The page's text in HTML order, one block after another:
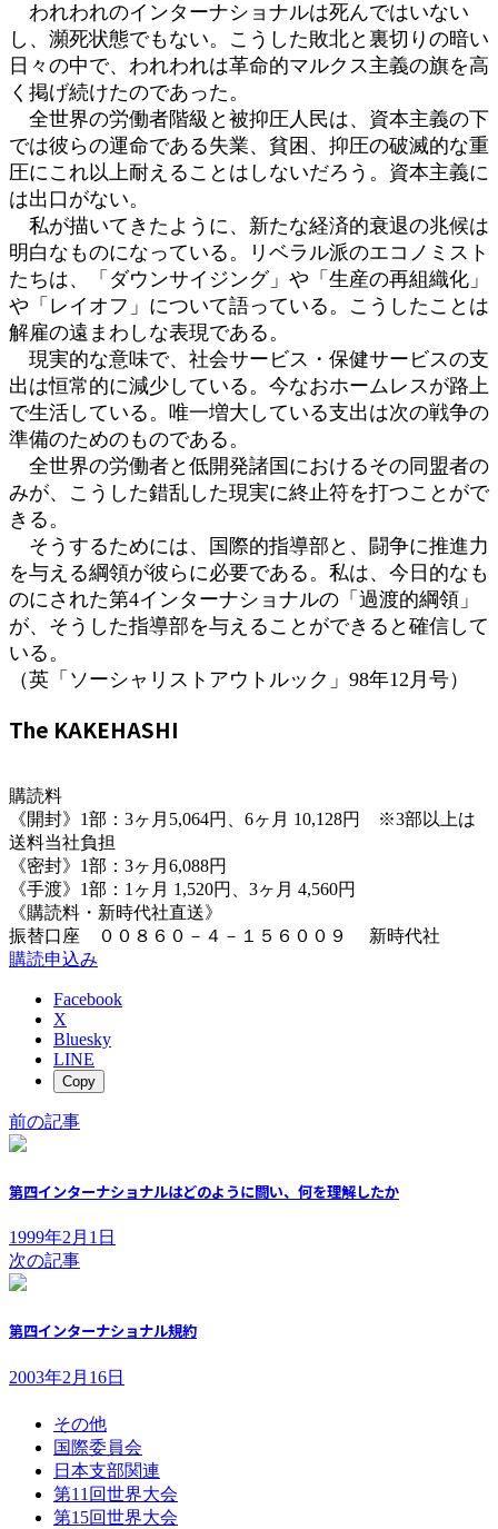
われわれのインターナショナルは死んではいない
し、瀕死状態でもない。こうした敗北と裏切りの暗い
日々の中で、われわれは革命的マルクス主義の旗を高
く掲げ続けたのであった。
全世界の労働者階級と被抑圧人民は、資本主義の下
では彼らの運命である失業、貧困、抑圧の破滅的な重
圧にこれ以上耐えることはしないだろう。資本主義に
は出口がない。
私が描いてきたように、新たな経済的衰退の兆候は
明白なものになっている。リベラル派のエコノミスト
たちは、「ダウンサイジング」や「生産の再組織化」
や「レイオフ」について語っている。こうしたことは
解雇の遠まわしな表現である。
現実的な意味で、社会サービス・保健サービスの支
出は恒常的に減少している。今なおホームレスが路上
で生活している。唯一増大している支出は次の戦争の
準備のためのものである。
全世界の労働者と低開発諸国におけるその同盟者の
みが、こうした錯乱した現実に終止符を打つことがで
きる。
そうするためには、国際的指導部と、闘争に推進力
を与える綱領が彼らに必要である。私は、今日的なも
のにされた第4インターナショナルの「過渡的綱領」
が、そうした指導部を与えることができると確信して
いる。
（英「ソーシャリストアウトルック」98年12月号）
The KAKEHASHI
購読料
《開封》1部：3ヶ月5,064円、6ヶ月 10,128円 ※3部以上は
送料当社負担
《密封》1部：3ヶ月6,088円
《手渡》1部：1ヶ月 1,520円、3ヶ月 4,560円
《購読料・新時代社直送》
振替口座 ００８６０－４－１５６００９ 新時代社
購読申込み
Facebook
X
Bluesky
LINE
Copy
前の記事
第四インターナショナルはどのように闘い、何を理解したか
1999年2月1日
次の記事
第四インターナショナル規約
2003年2月16日
その他
国際委員会
日本支部関連
第11回世界大会
第15回世界大会